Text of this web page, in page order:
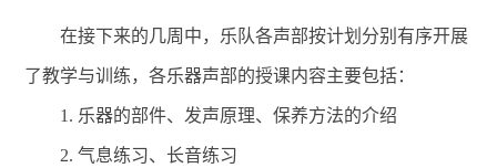
在接下来的几周中，乐队各声部按计划分别有序开展
了教学与训练，各乐器声部的授课内容主要包括：
1. 乐器的部件、发声原理、保养方法的介绍
2. 气息练习、长音练习